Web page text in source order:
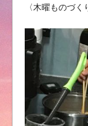
〈木曜ものづく